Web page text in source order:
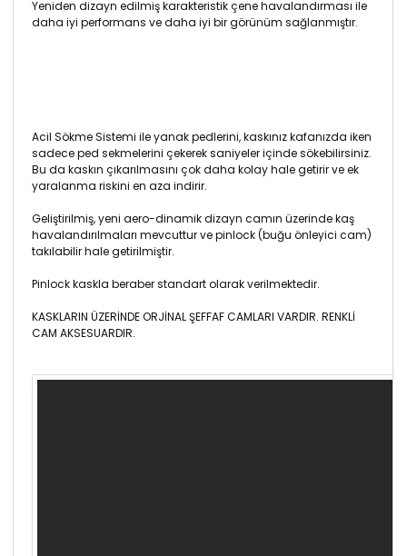
Yeniden dizayn edilmiş karakteristik çene havalandırması ile
daha iyi performans ve daha iyi bir görünüm sağlanmıştır.
Acil Sökme Sistemi ile yanak pedlerini, kaskınız kafanızda iken
sadece ped sekmelerini çekerek saniyeler içinde sökebilirsiniz.
Bu da kaskın çıkarılmasını çok daha kolay hale getirir ve ek
yaralanma riskini en aza indirir.
Geliştirilmiş, yeni aero-dinamik dizayn camın üzerinde kaş
havalandırılmaları mevcuttur ve pinlock (buğu önleyici cam)
takılabilir hale getirilmiştir.
Pinlock kaskla beraber standart olarak verilmektedir.
KASKLARIN ÜZERİNDE ORJİNAL ŞEFFAF CAMLARI VARDIR. RENKLİ
CAM AKSESUARDIR.